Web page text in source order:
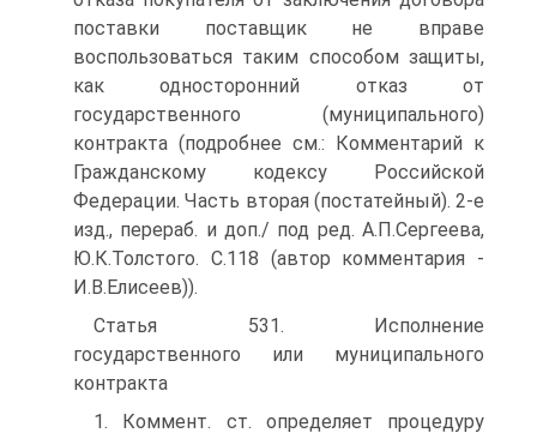
поставки поставщик не вправе
воспользоваться таким способом защиты,
как односторонний отказ от
государственного (муниципального)
контракта (подробнее см.: Комментарий к
Гражданскому кодексу Российской
Федерации. Часть вторая (постатейный). 2-е
изд., перераб. и доп./ под ред. А.П.Сергеева,
Ю.К.Толстого. С.118 (автор комментария -
И.В.Елисеев)).
Статья 531. Исполнение
государственного или муниципального
контракта
1. Коммент. ст. определяет процедуру